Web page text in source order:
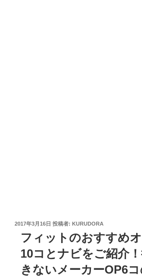
投
2017年3月16日 投稿者: KURUDORA
フィットのおすすめ
10コとナビをご紹介
きないメーカーOP6